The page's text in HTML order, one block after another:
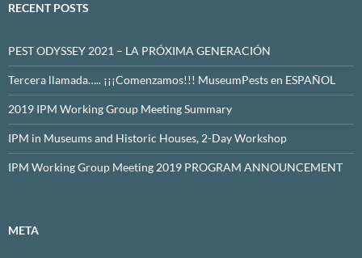
RECENT POSTS
PEST ODYSSEY 2021 – LA PRÓXIMA GENERACIÓN
Tercera llamada….. ¡¡¡Comenzamos!!! MuseumPests en ESPAÑOL
2019 IPM Working Group Meeting Summary
IPM in Museums and Historic Houses, 2-Day Workshop
IPM Working Group Meeting 2019 PROGRAM ANNOUNCEMENT
META